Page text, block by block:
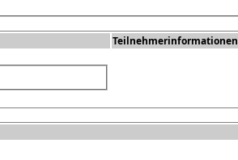
Teilnehmerinformationen